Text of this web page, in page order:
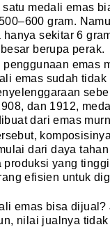
medali emas
gram.
sekitar 6
berupa perak.
emas
emas sudah
dan 1912,
dari emas
dari daya
produksi yang
efisien untuk
emas bisa dijual?
nilai jualnya